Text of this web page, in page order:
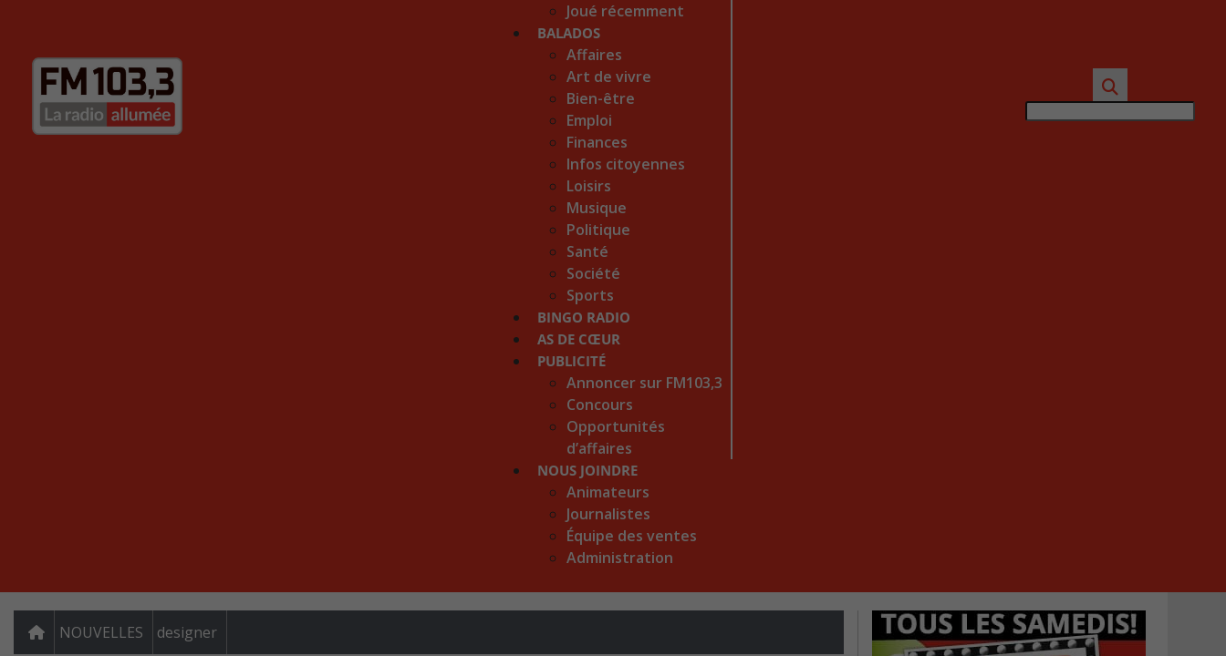
Joué récemment
BALADOS
Affaires
Art de vivre
Bien-être
Emploi
Finances
Infos citoyennes
Loisirs
Musique
Politique
Santé
Société
Sports
BINGO RADIO
AS DE CŒUR
PUBLICITÉ
Annoncer sur FM103,3
Concours
Opportunités
d’affaires
NOUS JOINDRE
Animateurs
Journalistes
Équipe des ventes
Administration
NOUVELLES designer